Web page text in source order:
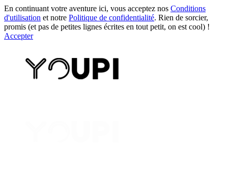
En continuant votre aventure ici, vous acceptez nos Conditions
d'utilisation et notre Politique de confidentialité. Rien de sorcier,
promis (et pas de petites lignes écrites en tout petit, on est cool) !
Accepter